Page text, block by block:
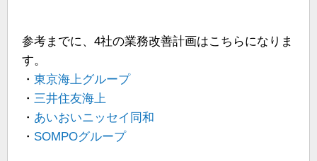
参考までに、4社の業務改善計画はこちらになりま
す。
・ 東京海上グループ
・ 三井住友海上
・ あいおいニッセイ同和
・ SOMPOグループ